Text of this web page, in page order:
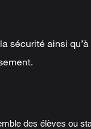
sécurité ainsi
des élèves ou